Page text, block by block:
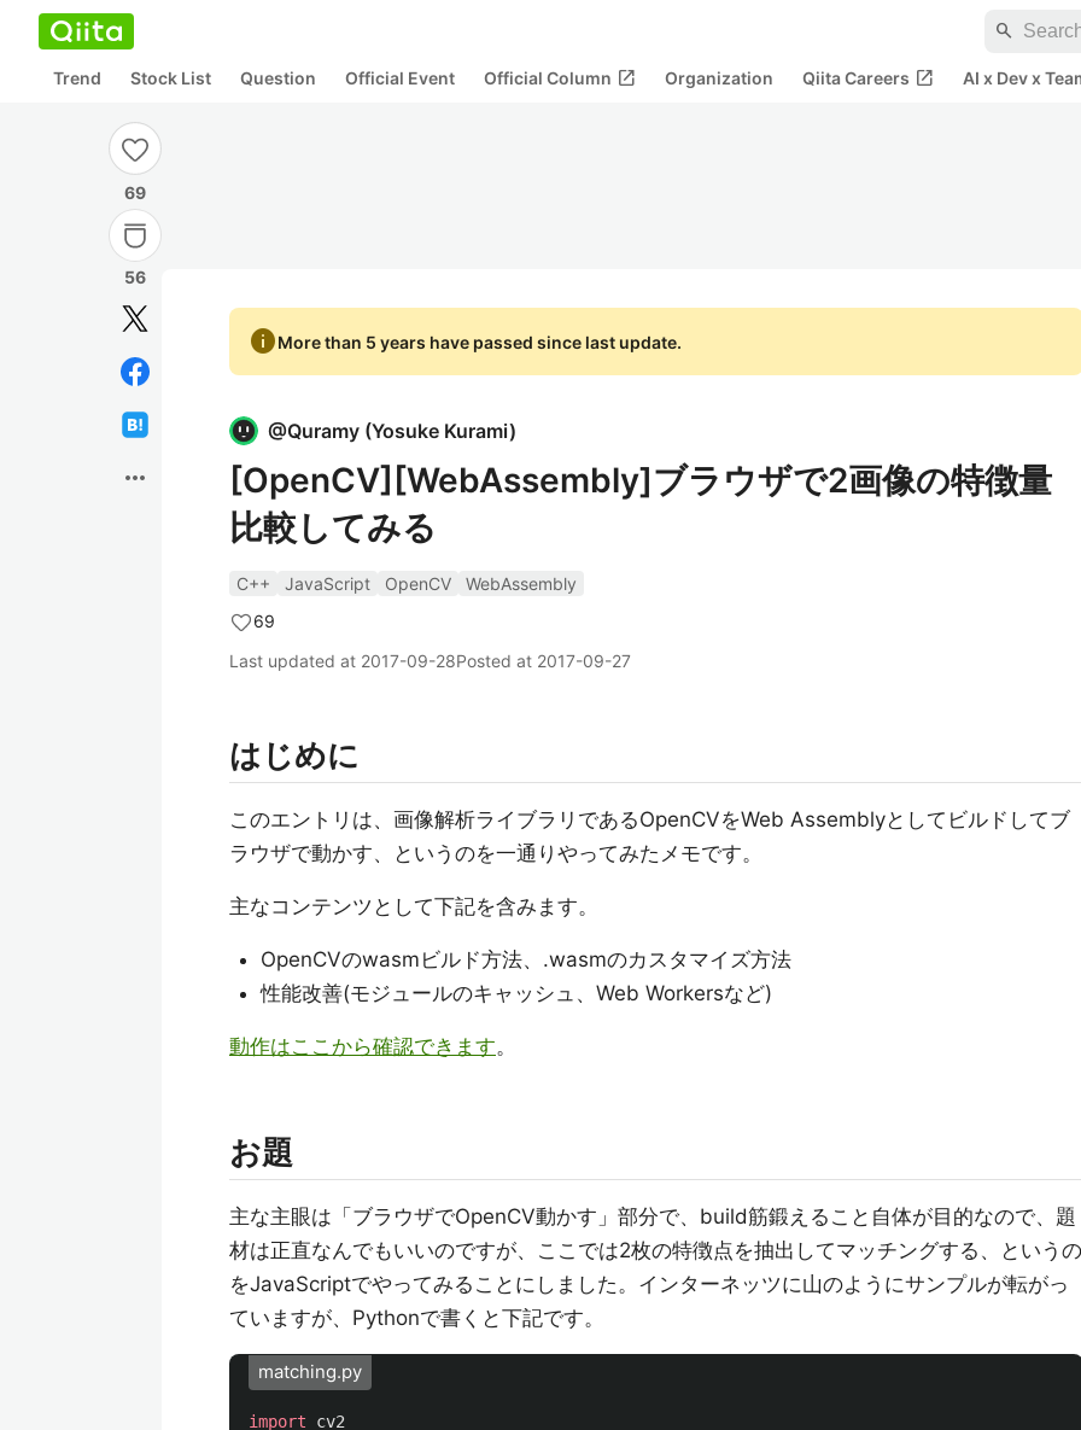
search
Trend Stock List Question Official Event Official Column open_in_new Organization Qiita Careers open_in_new AI x Dev x
69
56
more_horiz
infoMore than 5 years have passed since last update.
@Quramy (Yosuke Kurami)
[OpenCV][WebAssembly]ブラウザで2画像の特徴量
比較してみる
C++ JavaScript OpenCV
WebAssembly
69
Last updated at 2017-09-28Posted at 2017-09-27
はじめに
このエントリは、画像解析ライブラリであるOpenCVをWeb Assemblyとしてビルドしてブ
ラウザで動かす、というのを一通りやってみたメモです。
主なコンテンツとして下記を含みます。
OpenCVのwasmビルド方法、.wasmのカスタマイズ方法
性能改善(モジュールのキャッシュ、Web Workersなど)
動作はここから確認できます。
お題
主な主眼は「ブラウザでOpenCV動かす」部分で、build筋鍛えること自体が目的なので、題
材は正直なんでもいいのですが、ここでは2枚の特徴点を抽出してマッチングする、というの
をJavaScriptでやってみることにしました。インターネッツに山のようにサンプルが転がっ
ていますが、Pythonで書くと下記です。
matching.py
import cv2